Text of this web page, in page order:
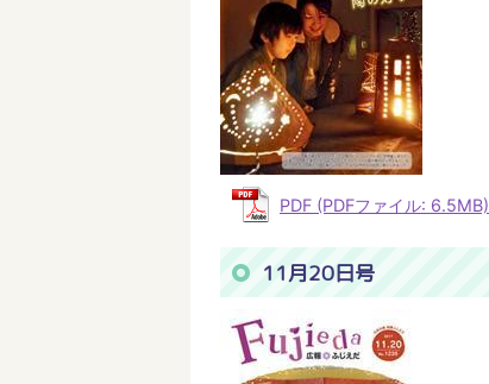
PDF (PDFファイル: 6.5MB)
11月20日号